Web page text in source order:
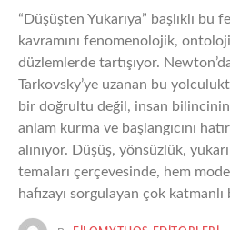
“Düşüşten Yukarıya” başlıklı bu
kavramını fenomenolojik,
düzlemlerde tartışıyor.
Tarkovsky’ye uzanan bu
bir doğrultu değil, insan
anlam kurma ve başlangıcını
alınıyor. Düşüş, yönsüzlük,
temaları çerçevesinde, hem
hafızayı sorgulayan çok